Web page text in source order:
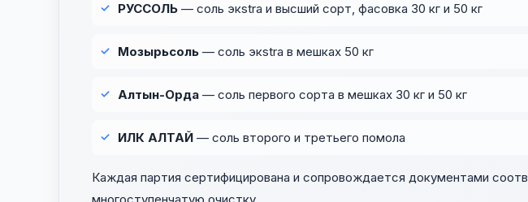
РУССОЛЬ — соль экstra и высший сорт, фасовка 30 кг и 50 кг
Мозырьсоль — соль экstra в мешках 50 кг
Алтын-Орда — соль первого сорта в мешках 30 кг и 50 кг
ИЛК АЛТАЙ — соль второго и третьего помола
Каждая партия сертифицирована и сопровождается документами